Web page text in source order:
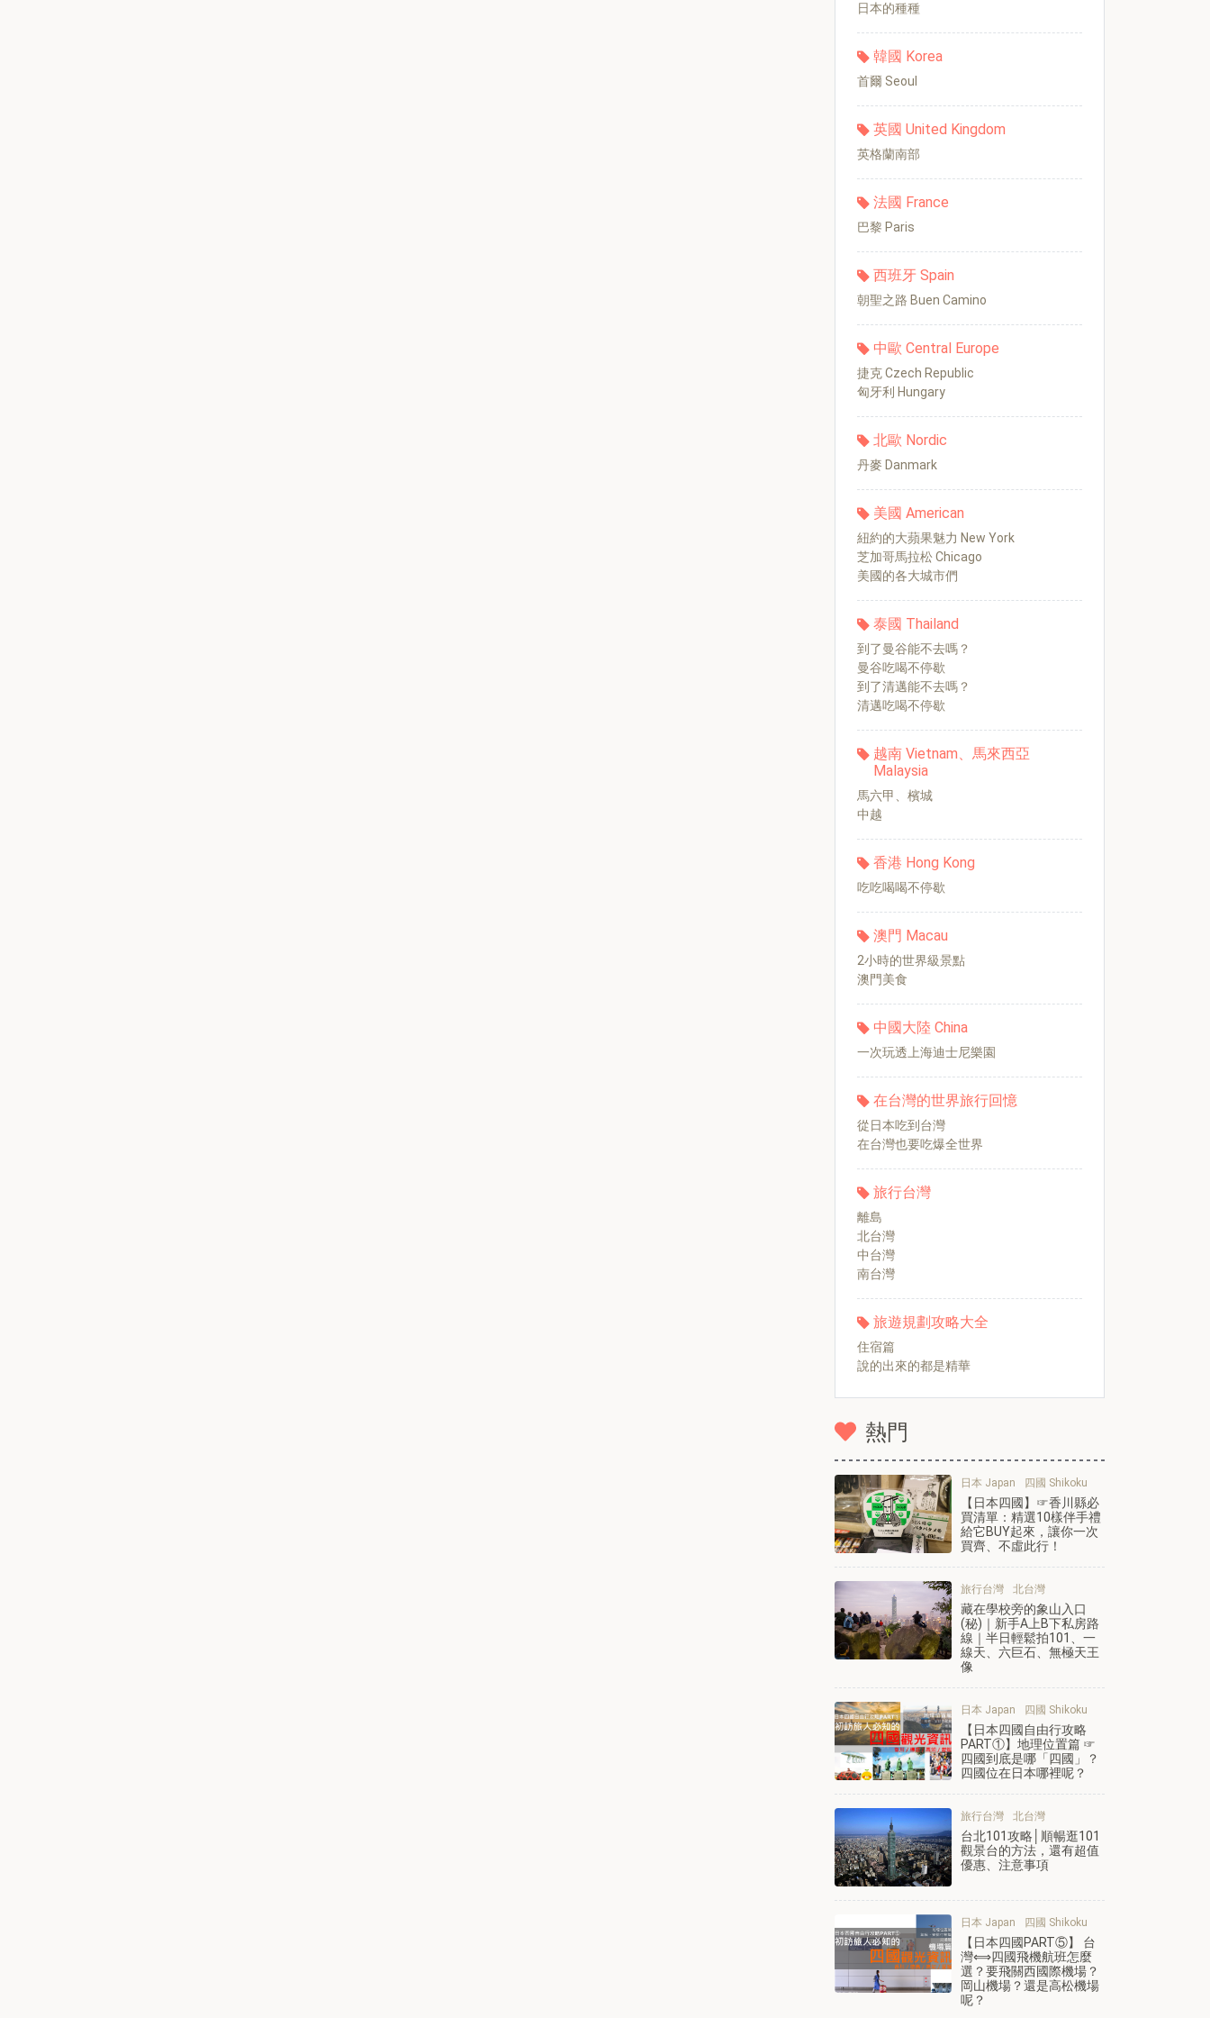
日本的種種
韓國 Korea
首爾 Seoul
英國 United Kingdom
英格蘭南部
法國 France
巴黎 Paris
西班牙 Spain
朝聖之路 Buen Camino
中歐 Central Europe
捷克 Czech Republic
匈牙利 Hungary
北歐 Nordic
丹麥 Danmark
美國 American
紐約的大蘋果魅力 New York
芝加哥馬拉松 Chicago
美國的各大城市們
泰國 Thailand
到了曼谷能不去嗎？
曼谷吃喝不停歇
到了清邁能不去嗎？
清邁吃喝不停歇
越南 Vietnam、馬來西亞
Malaysia
馬六甲、檳城
中越
香港 Hong Kong
吃吃喝喝不停歇
澳門 Macau
2小時的世界級景點
澳門美食
中國大陸 China
一次玩透上海迪士尼樂園
在台灣的世界旅行回憶
從日本吃到台灣
在台灣也要吃爆全世界
旅行台灣
離島
北台灣
中台灣
南台灣
旅遊規劃攻略大全
住宿篇
說的出來的都是精華
熱門
日本 Japan 四國 Shikoku
【日本四國】☞香川縣必
買清單：精選10樣伴手禮
給它BUY起來，讓你一次
買齊、不虛此行！
旅行台灣 北台灣
藏在學校旁的象山入口
(秘)｜新手A上B下私房路
線｜半日輕鬆拍101、一
線天、六巨石、無極天王
像
日本 Japan 四國 Shikoku
【日本四國自由行攻略
PART①】地理位置篇 ☞
四國到底是哪「四國」？
四國位在日本哪裡呢？
旅行台灣 北台灣
台北101攻略│順暢逛101
觀景台的方法，還有超值
優惠、注意事項
日本 Japan 四國 Shikoku
【日本四國PART⑤】 台
灣⟺四國飛機航班怎麼
選？要飛關西國際機場？
岡山機場？還是高松機場
呢？